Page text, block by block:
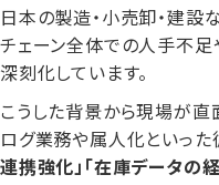
日本の製造・小売卸・建設
チェーン全体での人手不
深刻化しています。
こうした背景から現場が直
ログ業務や属人化といった
連携強化」「在庫データの